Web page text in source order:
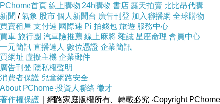
PChome首頁 線上購物 24h購物 書店 露天拍賣 比比昂代購
新聞 /氣象 股市 個人新聞台 廣告刊登 加入聯播網 全球購物
買賣租屋 支付連 國際連 Pi 拍錢包 旅遊 服務中心
買車 旅行團 汽車險推薦 線上麻將 雜誌 星座命理 會員中心
一元簡訊 直播達人 數位憑證 企業簡訊
買網址 虛擬主機 企業郵件
廣告刊登 隱私權聲明
消費者保護 兒童網路安全
About PChome 投資人聯絡 徵才
著作權保護 ｜網路家庭版權所有、轉載必究 ‧Copyright PChome